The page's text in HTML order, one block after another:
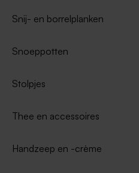
Snij- en borrelplanken
Snoeppotten
Stolpjes
Thee en accessoires
Handzeep en -crème